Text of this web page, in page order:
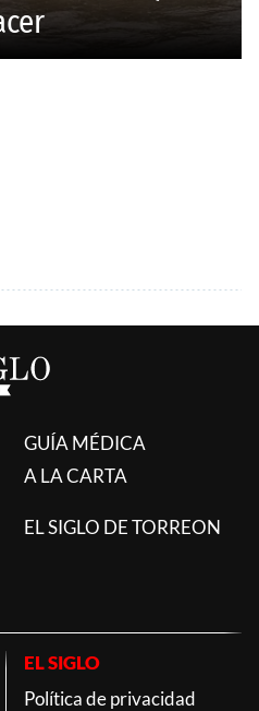
GUÍA MÉDICA
A LA CARTA
EL SIGLO DE TORREON
EL SIGLO
Política de privacidad